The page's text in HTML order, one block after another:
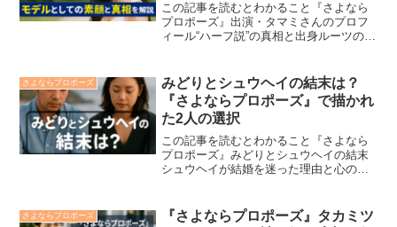
この記事を読むとわかること『さよなら
プロポーズ』出演・タマミさんのプロフ
ィール“ハーフ説”の真相と出身ルーツの考
力ABEMAで好評配信中の恋愛リアリティ
番組『さよな...
さよならプロポーズ
みどりとシュウヘイの結末は？
『さよならプロポーズ』で描かれ
た2人の選択
この記事を読むとわかること『さよなら
プロポーズ』みどりとシュウヘイの結末
シュウヘイが結婚を迷った理由と心の変
の選択ABEMAリアリティ『さよならプロ
さよならプロポーズ
『さよならプロポーズ』タカミツ